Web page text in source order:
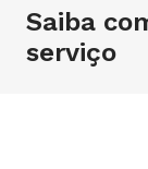
Saiba
serviço